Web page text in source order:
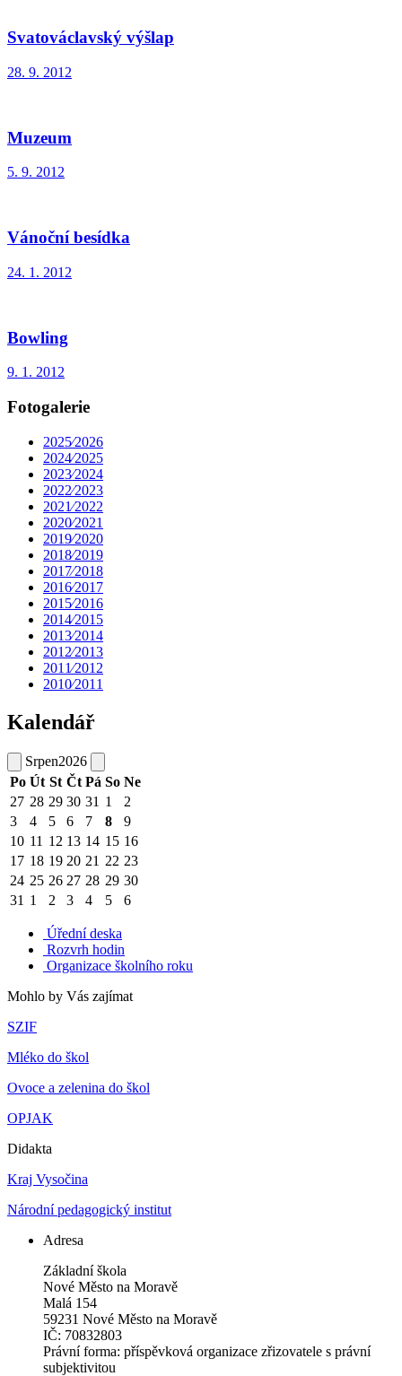
Svatováclavský výšlap
28. 9. 2012
Muzeum
5. 9. 2012
Vánoční besídka
24. 1. 2012
Bowling
9. 1. 2012
Fotogalerie
2025⁄2026
2024⁄2025
2023⁄2024
2022⁄2023
2021⁄2022
2020⁄2021
2019⁄2020
2018⁄2019
2017⁄2018
2016⁄2017
2015⁄2016
2014⁄2015
2013⁄2014
2012⁄2013
2011⁄2012
2010⁄2011
Kalendář
Srpen2026
Po Út St Čt Pá So Ne
27 28 29 30 31 1
2
3
4 5 6 7 8
9
10 11 12 13 14 15 16
17 18 19 20 21 22 23
24 25 26 27 28 29 30
31 1 2 3 4 5 6
Úřední deska
Rozvrh hodin
Organizace školního roku
Mohlo by Vás zajímat
SZIF
Mléko do škol
Ovoce a zelenina do škol
OPJAK
Didakta
Kraj Vysočina
Národní pedagogický institut
Adresa
Základní škola
Nové Město na Moravě
Malá 154
59231 Nové Město na Moravě
IČ: 70832803
Právní forma: příspěvková organizace zřizovatele s právní
subjektivitou